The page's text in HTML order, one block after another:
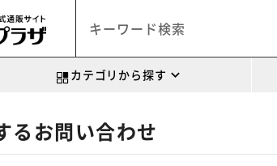
カテゴリから探す
るお問い合わせ